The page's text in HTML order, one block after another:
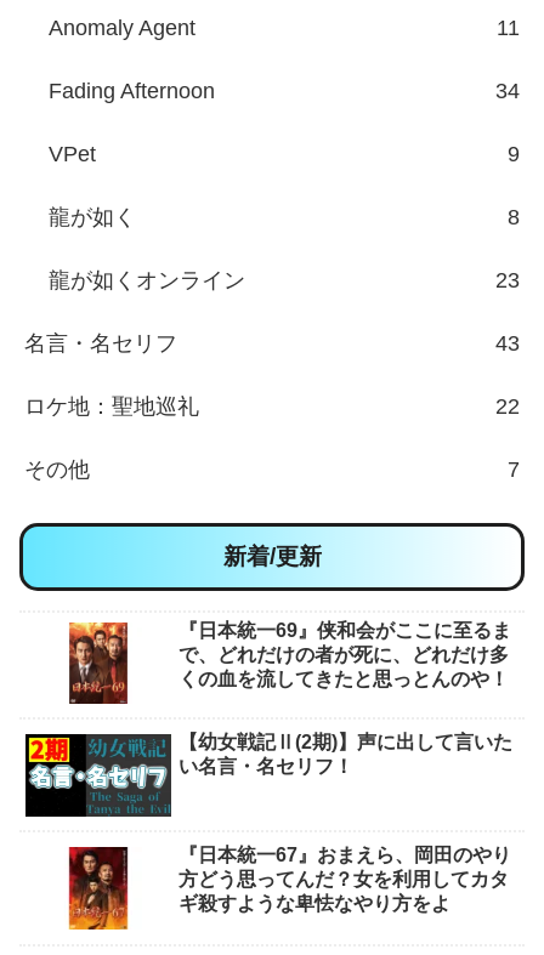
Anomaly Agent 11
Fading Afternoon 34
VPet 9
龍が如く 8
龍が如くオンライン 23
名言・名セリフ 43
ロケ地：聖地巡礼 22
その他 7
新着/更新
『日本統一69』侠和会がここに至るま
で、どれだけの者が死に、どれだけ多
くの血を流してきたと思っとんのや！
【幼女戦記Ⅱ(2期)】声に出して言いた
い名言・名セリフ！
『日本統一67』おまえら、岡田のやり
方どう思ってんだ？女を利用してカタ
ギ殺すような卑怯なやり方をよ